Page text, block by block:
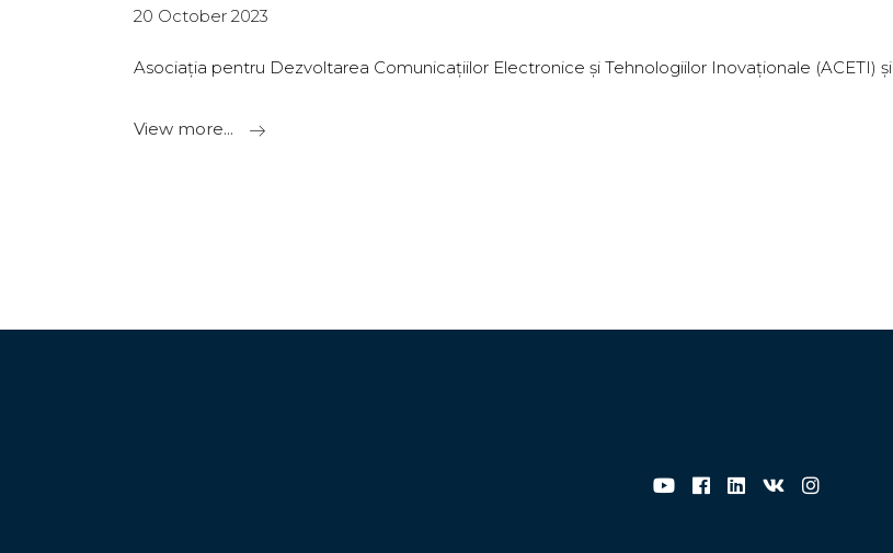
20 October 2023
Asociația pentru Dezvoltarea Comunicațiilor Electronice și Tehnologiilor Inovaționale (ACETI) și
View more...